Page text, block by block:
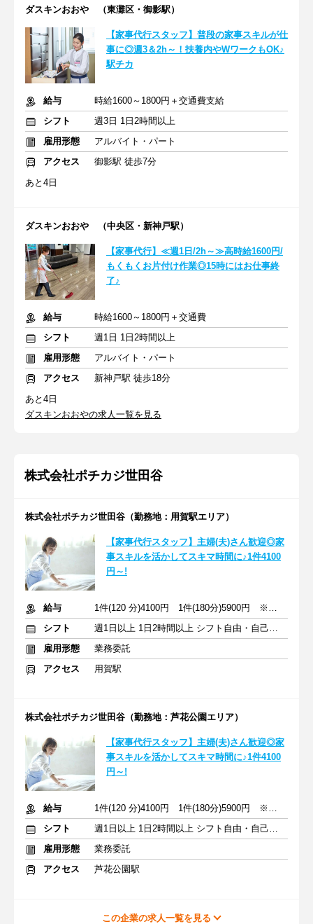
ダスキンおおや （東灘区・御影駅）
【家事代行スタッフ】普段の家事スキルが仕
事に◎週3＆2h～！扶養内やWワークもOK♪
駅チカ
給与
時給1600～1800円＋交通費支給
シフト
週3日 1日2時間以上
雇用形態
アルバイト・パート
アクセス
御影駅 徒歩7分
あと4日
ダスキンおおや （中央区・新神戸駅）
【家事代行】≪週1日/2h～≫高時給1600円/
もくもくお片付け作業◎15時にはお仕事終
了♪
給与
時給1600～1800円＋交通費
シフト
週1日 1日2時間以上
雇用形態
アルバイト・パート
アクセス
新神戸駅 徒歩18分
あと4日
ダスキンおおやの求人一覧を見る
株式会社ポチカジ世田谷
株式会社ポチカジ世田谷（勤務地：用賀駅エリア）
【家事代行スタッフ】主婦(夫)さん歓迎◎家
事スキルを活かしてスキマ時間に♪1件4100
円～!
給与
1件(120 分)4100円 1件(180分)5900円 ※指名料：1件+400円
シフト
週1日以上 1日2時間以上 シフト自由・自己申告
雇用形態
業務委託
アクセス
用賀駅
株式会社ポチカジ世田谷（勤務地：芦花公園エリア）
【家事代行スタッフ】主婦(夫)さん歓迎◎家
事スキルを活かしてスキマ時間に♪1件4100
円～!
給与
1件(120 分)4100円 1件(180分)5900円 ※指名料：1件+400円
シフト
週1日以上 1日2時間以上 シフト自由・自己申告
雇用形態
業務委託
アクセス
芦花公園駅
この企業の求人一覧を見る